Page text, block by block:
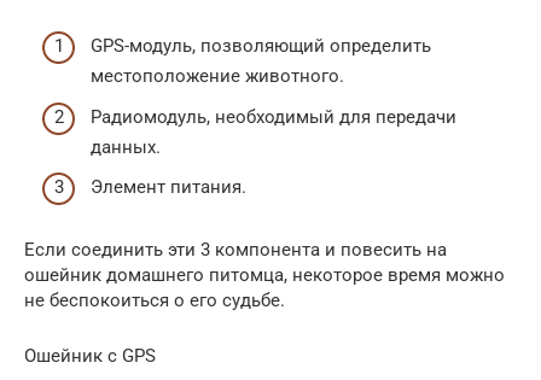
GPS-модуль, позволяющий определить
местоположение животного.
Радиомодуль, необходимый для передачи
данных.
Элемент питания.
Если соединить эти 3 компонента и повесить на
ошейник домашнего питомца, некоторое время можно
не беспокоиться о его судьбе.
Ошейник с GPS